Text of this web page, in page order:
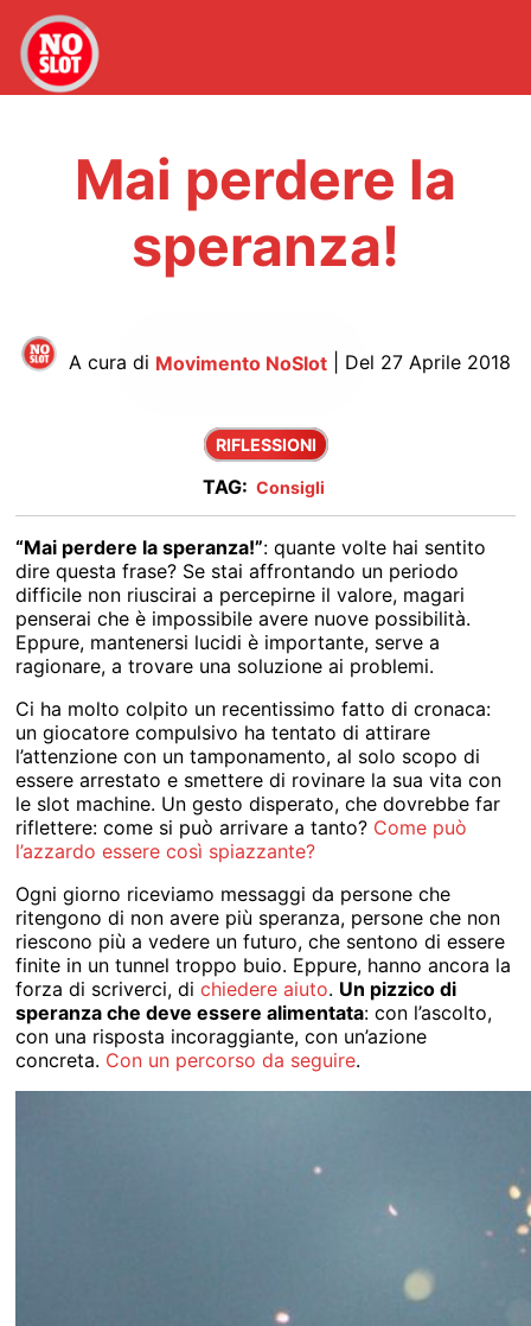
Mai perdere la
speranza!
A cura di Movimento NoSlot| Del 27 Aprile 2018
RIFLESSIONI
TAG: Consigli
“Mai perdere la speranza!”: quante volte hai sentito
dire questa frase? Se stai affrontando un periodo
difficile non riuscirai a percepirne il valore, magari
penserai che è impossibile avere nuove possibilità.
Eppure, mantenersi lucidi è importante, serve a
ragionare, a trovare una soluzione ai problemi.
Ci ha molto colpito un recentissimo fatto di cronaca:
un giocatore compulsivo ha tentato di attirare
l’attenzione con un tamponamento, al solo scopo di
essere arrestato e smettere di rovinare la sua vita con
le slot machine. Un gesto disperato, che dovrebbe far
riflettere: come si può arrivare a tanto? Come può
l’azzardo essere così spiazzante?
Ogni giorno riceviamo messaggi da persone che
ritengono di non avere più speranza, persone che non
riescono più a vedere un futuro, che sentono di essere
finite in un tunnel troppo buio. Eppure, hanno ancora la
forza di scriverci, dichiedere aiuto. Un pizzico di
speranza che deve essere alimentata: con l’ascolto,
con una risposta incoraggiante, con un’azione
concreta. Con un percorso da seguire.